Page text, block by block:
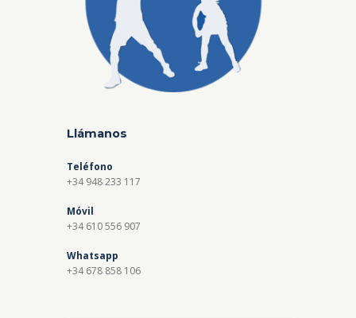
Llámanos
Teléfono
+34 948 233 117
Móvil
+34 610 556 907
Whatsapp
+34 678 858 106